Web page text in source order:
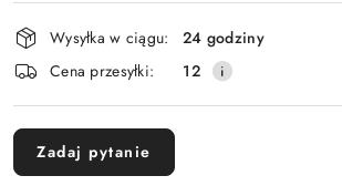
Wyślij
Dostępność
i
dostawa
Wysyłka w ciągu:
24 godziny
Cena przesyłki:
12
Zadaj pytanie